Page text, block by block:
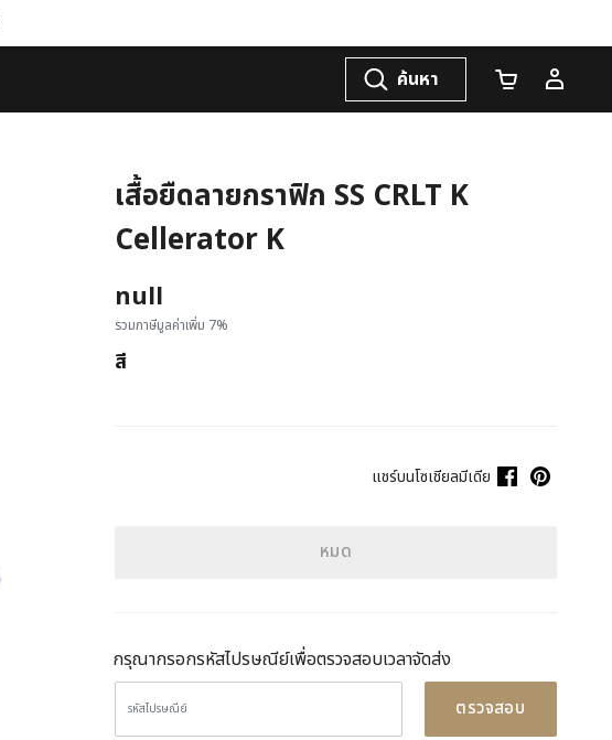
ค้นหา จำนวนรถเข็น
เสื้อยืดลายกราฟิก SS CRLT K
Cellerator K
null
รวมภาษีมูลค่าเพิ่ม 7%
สี
แชร์บนโซเชียลมีเดีย
หมด
กรุณากรอกรหัสไปรษณีย์เพื่อตรวจสอบเวลาจัดส่ง
ตรวจสอบ